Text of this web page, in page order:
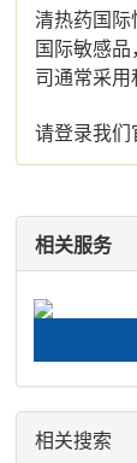
清热药国
国际敏感
司通常采
请登录我们
相关服务
相关搜索